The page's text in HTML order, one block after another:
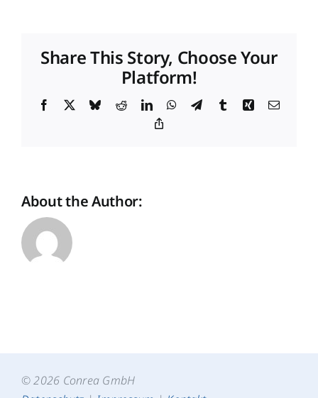
Share This Story, Choose Your
Platform!
Facebook BlueskyRedditLinkedInWhatsApp
TelegramTumblrXing Email
About the Author:
© 2026 Conrea GmbH